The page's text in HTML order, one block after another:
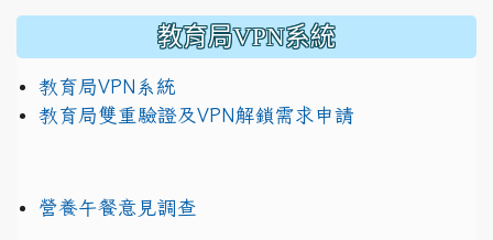
教育局VPN系統
教育局VPN系統
教育局雙重驗證及VPN解鎖需求申請
營養午餐意見調查